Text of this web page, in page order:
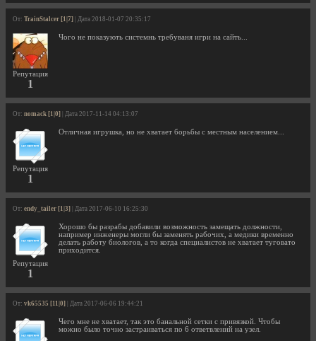
От: TrainStalcer [1|7] | Дата 2018-01-07 20:35:17
Репутация
1
Чого не показують системнь требуваня игри на сайть...
От: nomack [1|0] | Дата 2017-11-14 04:13:07
Репутация
1
Отличная игрушка, но не хватает борьбы с местным населением...
От: endy_tailer [1|3] | Дата 2017-06-10 16:25:30
Репутация
1
Хорошо бы разрабы добавили возможность замещать должности,
например инженеры могли бы заменять рабочих, а медики временно
делать работу биологов, а то когда специалистов не хватает туговато
приходится.
От: vk65535 [11|0] | Дата 2017-06-06 19:44:21
Чего мне не хватает, так это банальной сетки с привязкой. Чтобы
можно было точно застраиваться по 6 ответвлений на узел.